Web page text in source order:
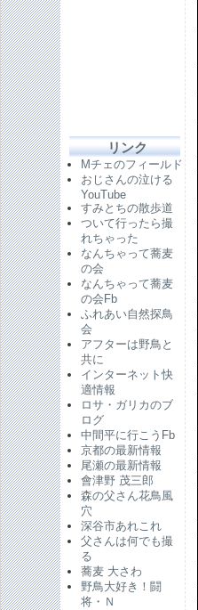
リンク
Mチェのフィールド
おじさんの泣ける
YouTube
すみとちの散歩道
ついて行ったら撮
れちゃった
なんちゃって蕎麦
の会
なんちゃって蕎麦
の会Fb
ふれあい自然探鳥
会
アフターは野鳥と
共に
インターネット快
適情報
ロサ・ガリカのブ
ログ
中間平に行こうFb
京都の最新情報
尾瀬の最新情報
會津野 茂三郎
森の父さん花鳥風
穴
深谷市あれこれ
父さんは何でも撮
る
蕎麦 大さわ
野鳥大好き！闘
将・Ｎ